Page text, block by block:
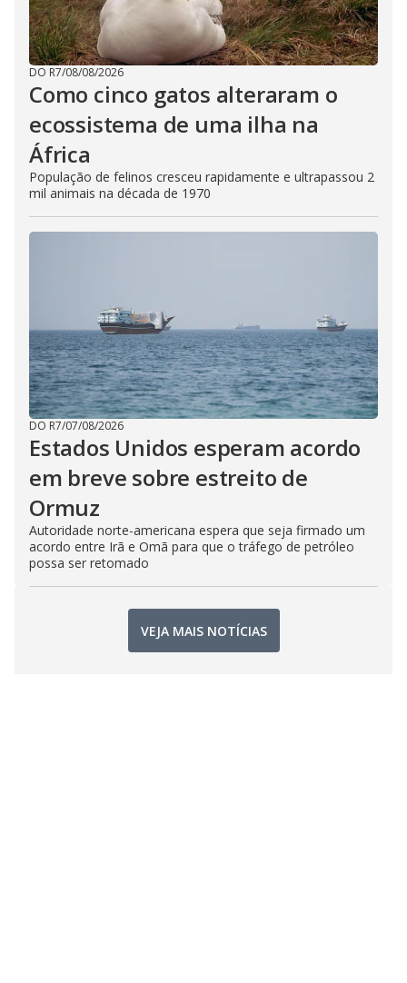
DO R7/08/08/2026
Como cinco gatos alteraram o
ecossistema de uma ilha na
África
População de felinos cresceu rapidamente e ultrapassou 2
mil animais na década de 1970
DO R7/07/08/2026
Estados Unidos esperam acordo
em breve sobre estreito de
Ormuz
Autoridade norte-americana espera que seja firmado um
acordo entre Irã e Omã para que o tráfego de petróleo
possa ser retomado
VEJA MAIS NOTÍCIAS